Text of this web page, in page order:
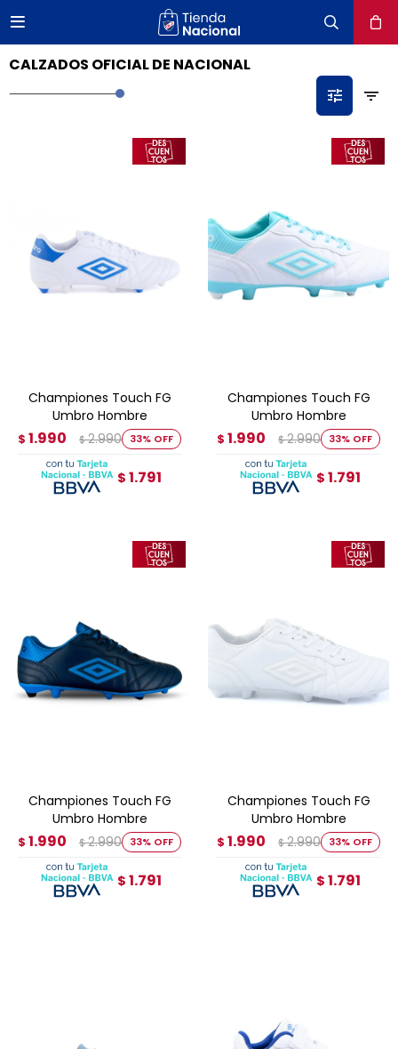

CALZADOS OFICIAL DE NACIONAL
Championes Touch FG
Umbro Hombre
$ 1.990 $ 2.990 33
$ 1.791
Championes Touch FG
Umbro Hombre
$ 1.990 $ 2.990 33
$ 1.791
Championes Touch FG
Umbro Hombre
$ 1.990 $ 2.990 33
$ 1.791
Championes Touch FG
Umbro Hombre
$ 1.990 $ 2.990 33
$ 1.791
close